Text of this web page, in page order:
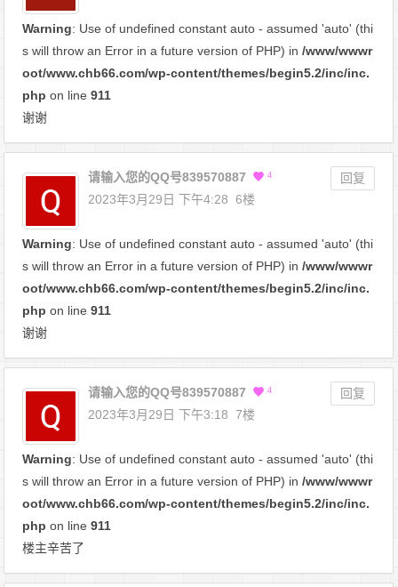
Warning: Use of undefined constant auto - assumed 'auto' (thi
s will throw an Error in a future version of PHP) in/www/wwwr
oot/www.chb66.com/wp-content/themes/begin5.2/inc/inc.
php on line911
谢谢
请输入您的QQ号839570887 4
回复
2023年3月29日 下午4:28 6楼
Warning: Use of undefined constant auto - assumed 'auto' (thi
s will throw an Error in a future version of PHP) in/www/wwwr
oot/www.chb66.com/wp-content/themes/begin5.2/inc/inc.
php on line911
谢谢
请输入您的QQ号839570887 4
回复
2023年3月29日 下午3:18 7楼
Warning: Use of undefined constant auto - assumed 'auto' (thi
s will throw an Error in a future version of PHP) in/www/wwwr
oot/www.chb66.com/wp-content/themes/begin5.2/inc/inc.
php on line911
楼主辛苦了